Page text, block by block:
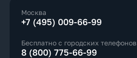
Москва
+7 (495) 009-66-99
Бесплатно с городских телефонов
8 (800) 775-66-99